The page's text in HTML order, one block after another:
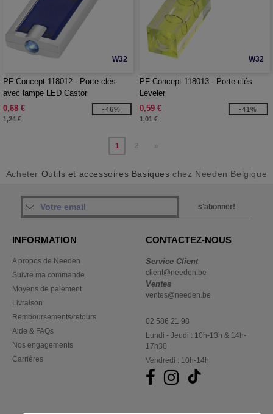
W32
PF Concept 118012 - Porte-clés
avec lampe LED Castor
0,68 €
1,24 €
-46%
W32
PF Concept 118013 - Porte-clés
Leveler
0,59 €
1,01 €
-41%
1 2 »
Acheter Outils et accessoires Basiques chez Needen Belgique
s'abonner!
INFORMATION
A propos de Needen
Suivre ma commande
Moyens de paiement
Livraison
Remboursements/retours
Aide & FAQs
Nos engagements
Carrières
CONTACTEZ-NOUS
Service Client
client@needen.be
Ventes
ventes@needen.be
02 586 21 98
Lundi - Jeudi : 10h-13h & 14h-
17h30
Vendredi : 10h-14h